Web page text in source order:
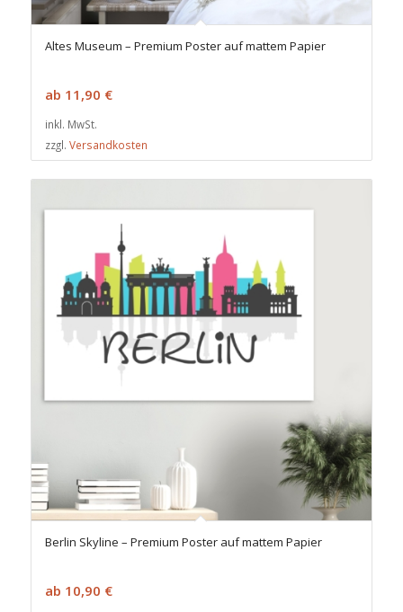
Altes Museum – Premium Poster auf mattem Papier
ab 11,90 €
inkl. MwSt.
zzgl. Versandkosten
Berlin Skyline – Premium Poster auf mattem Papier
ab 10,90 €